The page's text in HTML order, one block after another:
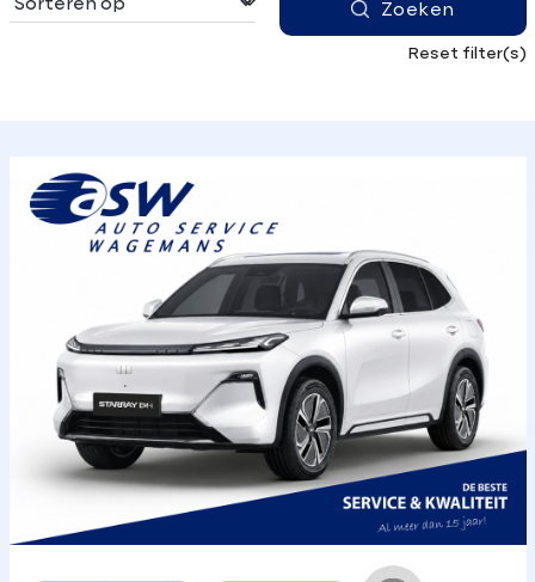
Zoeken
Reset filter(s)